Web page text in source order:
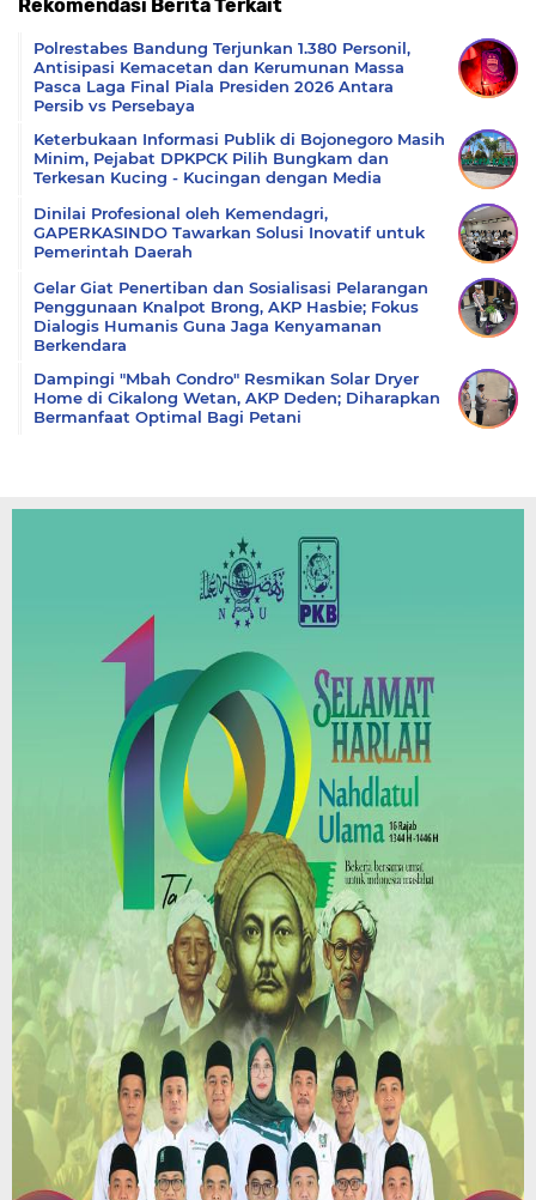
Rekomendasi Berita Terkait
Polrestabes Bandung Terjunkan 1.380 Personil,
Antisipasi Kemacetan dan Kerumunan Massa
Pasca Laga Final Piala Presiden 2026 Antara
Persib vs Persebaya
Keterbukaan Informasi Publik di Bojonegoro Masih
Minim, Pejabat DPKPCK Pilih Bungkam dan
Terkesan Kucing - Kucingan dengan Media
Dinilai Profesional oleh Kemendagri,
GAPERKASINDO Tawarkan Solusi Inovatif untuk
Pemerintah Daerah
Gelar Giat Penertiban dan Sosialisasi Pelarangan
Penggunaan Knalpot Brong, AKP Hasbie; Fokus
Dialogis Humanis Guna Jaga Kenyamanan
Berkendara
Dampingi "Mbah Condro" Resmikan Solar Dryer
Home di Cikalong Wetan, AKP Deden; Diharapkan
Bermanfaat Optimal Bagi Petani